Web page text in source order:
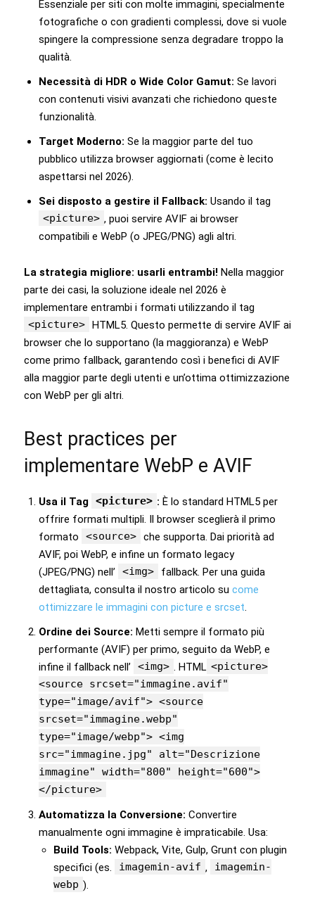
Essenziale per siti con molte immagini, specialmente
fotografiche o con gradienti complessi, dove si vuole
spingere la compressione senza degradare troppo la
qualità.
Necessità di HDR o Wide Color Gamut: Se lavori
con contenuti visivi avanzati che richiedono queste
funzionalità.
Target Moderno: Se la maggior parte del tuo
pubblico utilizza browser aggiornati (come è lecito
aspettarsi nel 2026).
Sei disposto a gestire il Fallback: Usando il tag
<picture> , puoi servire AVIF ai browser
compatibili e WebP (o JPEG/PNG) agli altri.
La strategia migliore: usarli entrambi! Nella maggior
parte dei casi, la soluzione ideale nel 2026 è
implementare entrambi i formati utilizzando il tag
<picture> HTML5. Questo permette di servire AVIF ai
browser che lo supportano (la maggioranza) e WebP
come primo fallback, garantendo così i benefici di AVIF
alla maggior parte degli utenti e un’ottima ottimizzazione
con WebP per gli altri.
Best practices per
implementare WebP e AVIF
Usa il Tag <picture> : È lo standard HTML5 per
offrire formati multipli. Il browser sceglierà il primo
formato
<source> che supporta. Dai priorità ad
AVIF, poi WebP, e infine un formato legacy
(JPEG/PNG) nell’
<img>
fallback. Per una guida
dettagliata, consulta il nostro articolo su come
ottimizzare le immagini con picture e srcset
Ordine dei Source: Metti sempre il formato più
performante (AVIF) per primo, seguito da WebP, e
infine il fallback nell’
<img> . HTML <picture>
<source srcset="immagine.avif"
type="image/avif"> <source
srcset="immagine.webp"
type="image/webp"> <img
src="immagine.jpg" alt="Descrizione
immagine" width="800" height="600">
</picture>
Automatizza la Conversione: Convertire
manualmente ogni immagine è impraticabile. Usa:
Build Tools: Webpack, Vite, Gulp, Grunt con plugin
specifici (es.
imagemin-avif ,
imagemin-
webp ).